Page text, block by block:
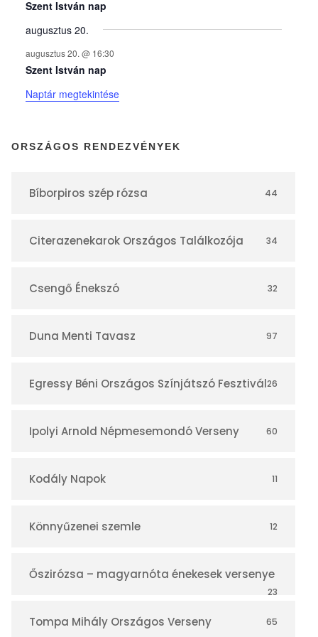
y
e
k
n
a
á
r
Szent István nap
augusztus 20.
augusztus 20. @ 16:30
Szent István nap
Naptár megtekintése
ORSZÁGOS RENDEZVÉNYEK
Bíborpiros szép rózsa 44
Citerazenekarok Országos Találkozója 34
Csengő Énekszó 32
Duna Menti Tavasz 97
Egressy Béni Országos Színjátszó Fesztivál26
Ipolyi Arnold Népmesemondó Verseny 60
Kodály Napok 11
Könnyűzenei szemle 12
Őszirózsa – magyarnóta énekesek versenye
23
Tompa Mihály Országos Verseny 65